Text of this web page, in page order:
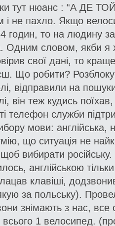
тут нюанс : “А ДЕ
і не пахло. Якщо
годин, то на людину
Одним словом, якби я
свої дані, то
Що робити?
відправили на
він теж кудись
телефон служби
мови: англійська,
що ситуація не
вибирати російську.
англійською
клавіші,
за польську).
знімають з нас, все
1 велосипед.